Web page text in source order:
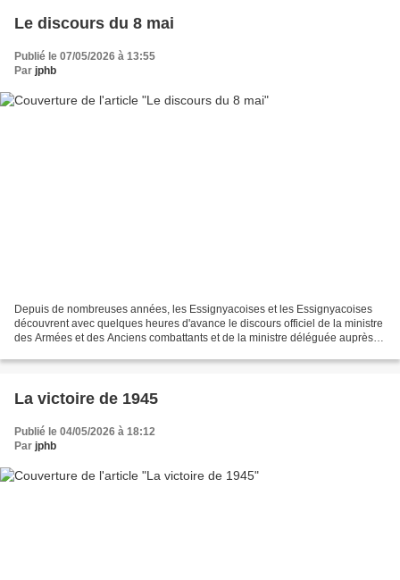
Le discours du 8 mai
Publié le 07/05/2026 à 13:55
Par jphb
Depuis de nombreuses années, les Essignyacoises et les Essignyacoises
découvrent avec quelques heures d'avance le discours officiel de la ministre
des Armées et des Anciens combattants et de la ministre déléguée auprès
La victoire de 1945
Publié le 04/05/2026 à 18:12
Par jphb